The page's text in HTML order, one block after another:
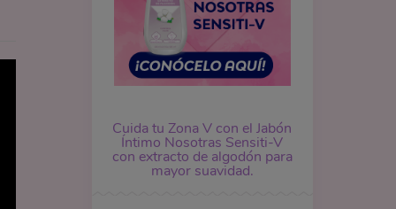
Cuida tu Zona V con elJabón
Íntimo Nosotras Sensiti-V
con extracto de algodón para
mayor suavidad.